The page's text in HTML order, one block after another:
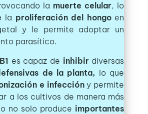
la muerte celular, lo
la proliferación del hongoen
y le permite adoptar un
parasítico.
es capaz de inhibirdiversas
de la planta, lo que
e infeccióny permite
a los cultivos de manera más
no solo produce importantes